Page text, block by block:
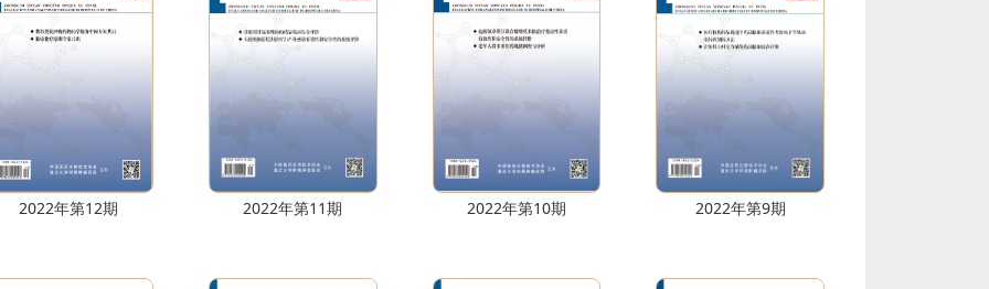
2022年第12期 2022年第11期 2022年第10期 2022年第9期